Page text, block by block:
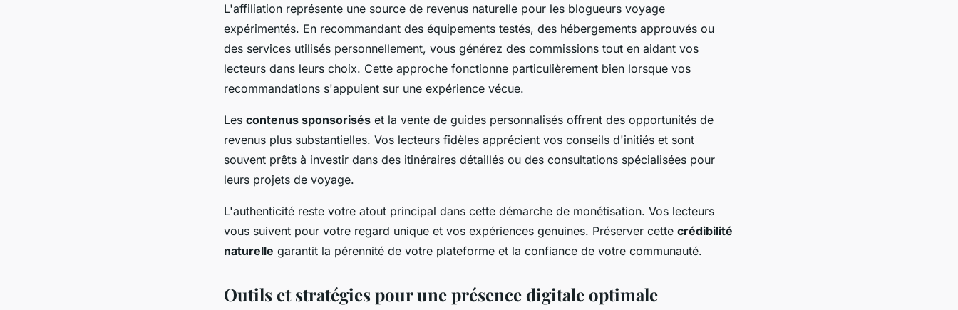
L'affiliation représente une source de revenus naturelle pour les blogueurs voyage
expérimentés. En recommandant des équipements testés, des hébergements approuvés ou
des services utilisés personnellement, vous générez des commissions tout en aidant vos
lecteurs dans leurs choix. Cette approche fonctionne particulièrement bien lorsque vos
recommandations s'appuient sur une expérience vécue.
Les contenus sponsorisés et la vente de guides personnalisés offrent des opportunités de
revenus plus substantielles. Vos lecteurs fidèles apprécient vos conseils d'initiés et sont
souvent prêts à investir dans des itinéraires détaillés ou des consultations spécialisées pour
leurs projets de voyage.
L'authenticité reste votre atout principal dans cette démarche de monétisation. Vos lecteurs
vous suivent pour votre regard unique et vos expériences genuines. Préserver cette crédibilité
naturelle garantit la pérennité de votre plateforme et la confiance de votre communauté.
Outils et stratégies pour une présence digitale optimale